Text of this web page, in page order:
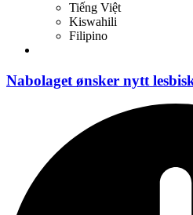
Tiếng Việt
Kiswahili
Filipino
Nabolaget ønsker nytt